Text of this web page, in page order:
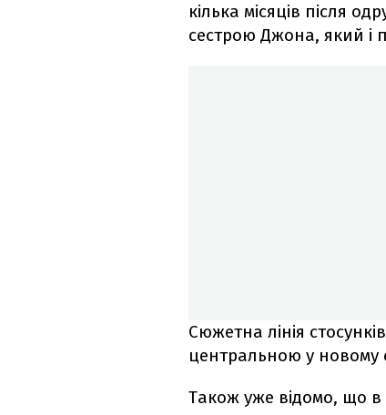
кілька місяців після
сестрою Джона, який і
Сюжетна лінія
центральною у новому
Також уже відомо, що в